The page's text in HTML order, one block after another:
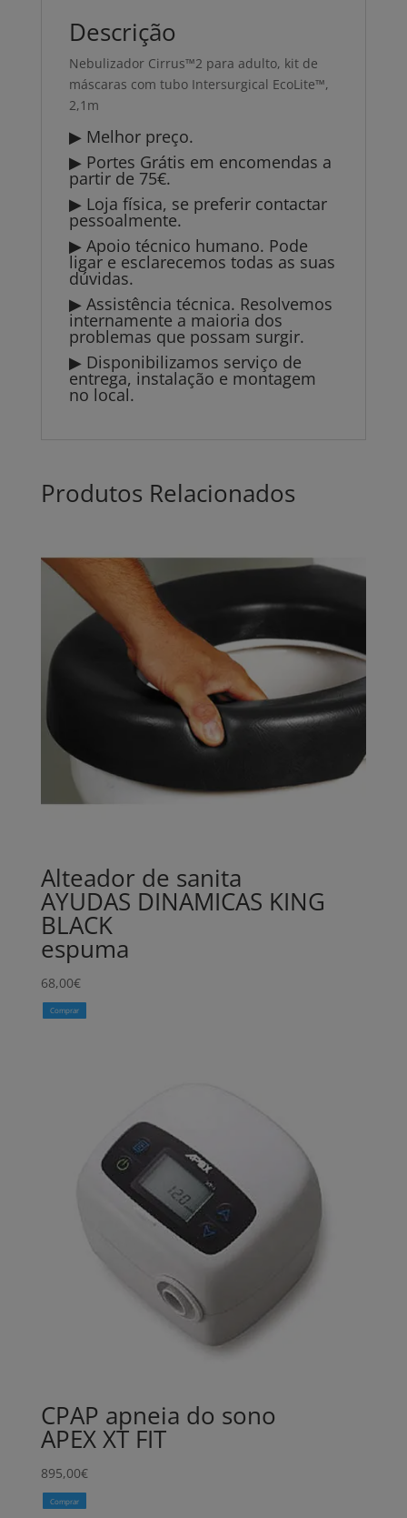
Descrição
Nebulizador Cirrus™2 para adulto, kit de
máscaras com tubo Intersurgical EcoLite™,
2,1m
▶ Melhor preço.
▶ Portes Grátis em encomendas a
partir de 75€.
▶ Loja física, se preferir contactar
pessoalmente.
▶ Apoio técnico humano. Pode
ligar e esclarecemos todas as suas
dúvidas.
▶ Assistência técnica. Resolvemos
internamente a maioria dos
problemas que possam surgir.
▶ Disponibilizamos serviço de
entrega, instalação e montagem
no local.
Produtos Relacionados
Alteador de sanita
AYUDAS DINAMICAS KING
BLACK
espuma
68,00€
Comprar
CPAP apneia do sono
APEX XT FIT
895,00€
Comprar